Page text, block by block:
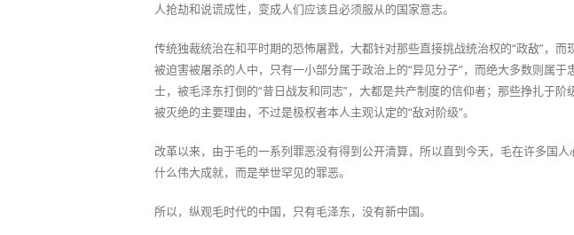
人抢劫和说谎成性，变成人们应该且必须服从的国家意志。
传统独裁统治在和平时期的恐怖屠戮，大都针对那些直接挑战统治权的“政敌”，
被迫害被屠杀的人中，只有一小部分属于政治上的“异见分子”，而绝大多数则属
士，被毛泽东打倒的“昔日战友和同志”，大都是共产制度的信仰者；那些挣扎于
被灭绝的主要理由，不过是极权者本人主观认定的“敌对阶级”。
改革以来，由于毛的一系列罪恶没有得到公开清算，所以直到今天，毛在许多国
什么伟大成就，而是举世罕见的罪恶。
所以，纵观毛时代的中国，只有毛泽东，没有新中国。